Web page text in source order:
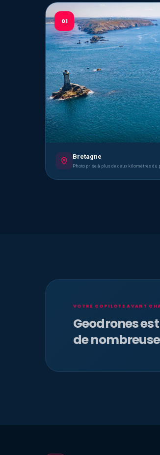
01
Bretagne
Photo prise à plus de deux kilomètres du
VOTRE COPILOTE AVANT
Geodrones
de